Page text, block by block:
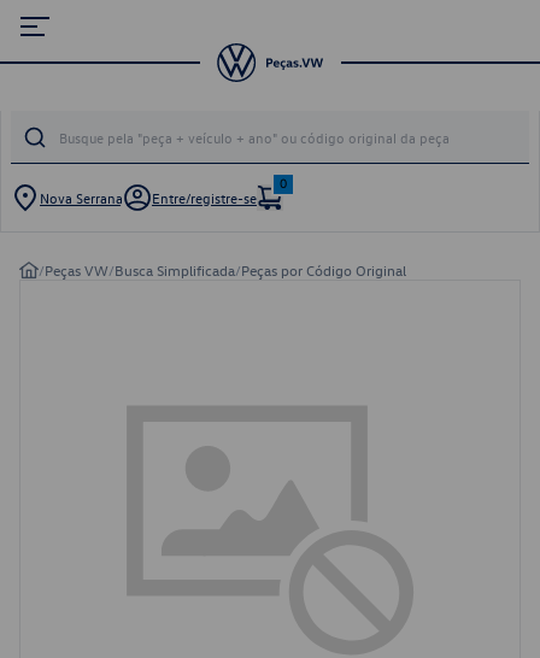
Nova Serrana Entre/registre-se
0
/Peças VW/Busca Simplificada/Peças por Código Original